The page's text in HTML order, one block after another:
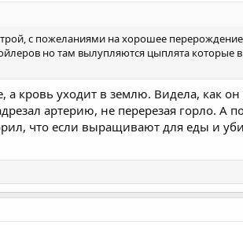
с пожеланиями на хорошее
но там вылупляются цыплята которые в
кровь уходит в землю. Видела, как он
артерию, не перерезая горло. А
что если выращивают для еды и